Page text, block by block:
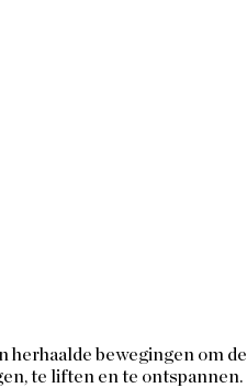
herhaalde bewegingen om de
te liften en te ontspannen.